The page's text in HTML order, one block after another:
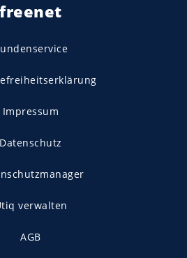
freenet
Impressum
Datenschutz
verwalten
AGB